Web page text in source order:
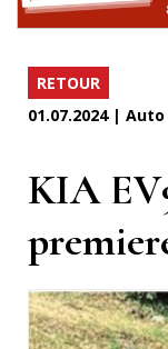
RETOUR
01.07.2024 | Auto
KIA